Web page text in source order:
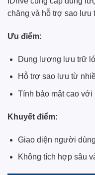
chăng và hỗ trợ sao lưu
Ưu điểm:
Dung lượng lưu trữ
Hỗ trợ sao lưu từ
Tính bảo mật cao với
Khuyết điểm:
Giao diện người
Không tích hợp sâu